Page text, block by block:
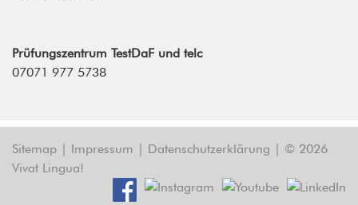
Prüfungszentrum TestDaF und telc
07071 977 5738
Sitemap | Impressum | Datenschutzerklärung | © 2026
Vivat Lingua!